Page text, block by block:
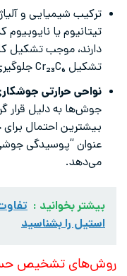
ترکیب شیمیایی و
تیتانیوم یا
تشکیل Cr₂₃C₆ جلوگیری می‌کنند.
نواحی حرارتی
بیشترین احتمال
می‌دهد.
بیشتر بخوانید :
استیل را بشناسید
روش‌های تشخیص